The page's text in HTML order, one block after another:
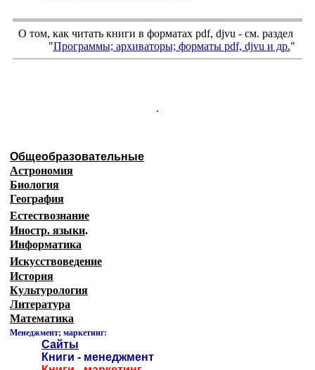
О том, как читать книги в форматах pdf, djvu - см. раздел
"Программы; архиваторы; форматы pdf, djvu и др."
.
Общеобразовательные
Астрономия
Биология
География
Естествознание
Иностр. языки.
Информатика
Искусствоведение
История
Культурология
Литература
Математика
Менеджмент; маркетинг:
Сайты
Книги - менеджмент